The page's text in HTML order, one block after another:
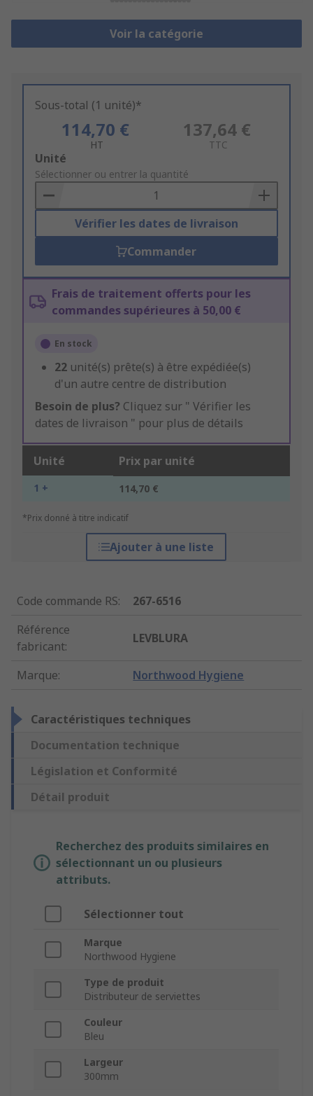
Voir la catégorie
Sous-total (1 unité)*
114,70 €
HT
137,64 €
TTC
Add
to
Basket
Unité
Sélectionner ou entrer la quantité
Vérifier les dates de livraison
Commander
Frais de traitement offerts pour les
commandes supérieures à 50,00 €
En stock
22 unité(s) prête(s) à être expédiée(s)
d'un autre centre de distribution
Besoin de plus? Cliquez sur " Vérifier les
dates de livraison " pour plus de détails
Unité Prix par unité
1 + 114,70 €
*Prix donné à titre indicatif
Ajouter à une liste
Code commande RS:
267-6516
Référence
fabricant:
LEVBLURA
Marque: Northwood Hygiene
Caractéristiques techniques
Documentation technique
Législation et Conformité
Détail produit
Recherchez des produits similaires en
sélectionnant un ou plusieurs
attributs.
Sélectionner tout
Marque
Northwood Hygiene
Type de produit
Distributeur de serviettes
Couleur
Bleu
Largeur
300mm